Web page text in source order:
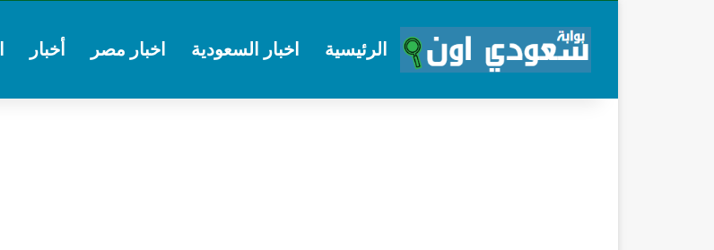
الرئيسية اخبار السعودية اخبار مصر أخبار